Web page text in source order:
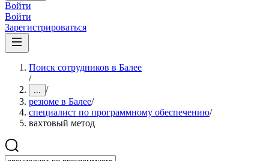
Войти
Войти
Зарегистрироваться
Поиск сотрудников в Балее
/
... /
резюме в Балее/
специалист по программному обеспечению/
вахтовый метод